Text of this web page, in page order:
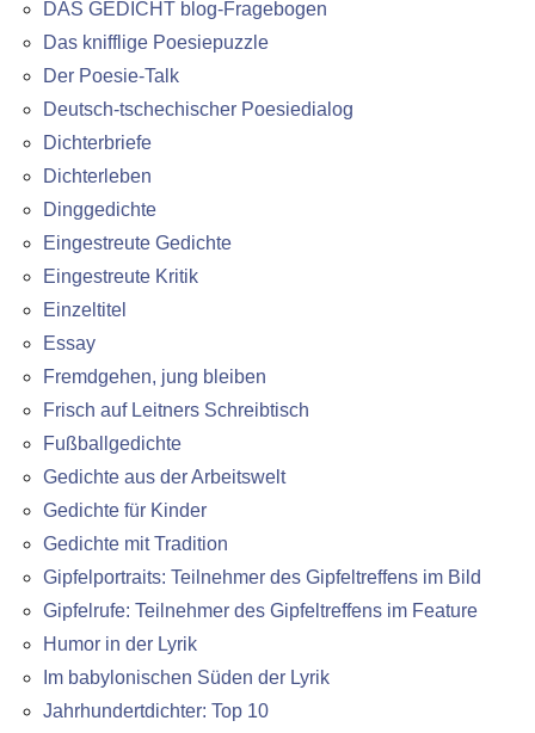
DAS GEDICHT blog-Fragebogen
Das knifflige Poesiepuzzle
Der Poesie-Talk
Deutsch-tschechischer Poesiedialog
Dichterbriefe
Dichterleben
Dinggedichte
Eingestreute Gedichte
Eingestreute Kritik
Einzeltitel
Essay
Fremdgehen, jung bleiben
Frisch auf Leitners Schreibtisch
Fußballgedichte
Gedichte aus der Arbeitswelt
Gedichte für Kinder
Gedichte mit Tradition
Gipfelportraits: Teilnehmer des Gipfeltreffens im Bild
Gipfelrufe: Teilnehmer des Gipfeltreffens im Feature
Humor in der Lyrik
Im babylonischen Süden der Lyrik
Jahrhundertdichter: Top 10